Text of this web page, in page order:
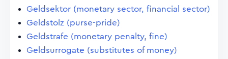
Geldsektor (monetary sector, financial sector)
Geldstolz (purse-pride)
Geldstrafe (monetary penalty, fine)
Geldsurrogate (substitutes of money)